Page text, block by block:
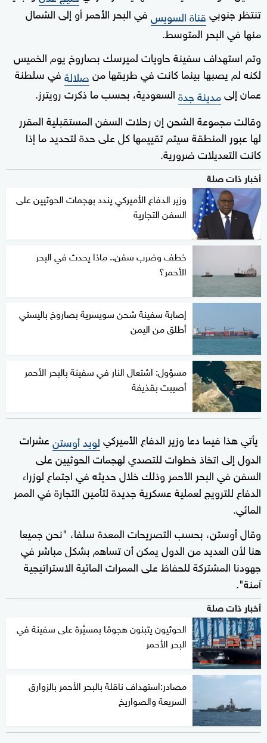
تنتظر جنوبيقناة السويسفي البحر الأحمر أو إلى الشمال
منها في البحر المتوسط.
وتم استهداف سفينة حاويات لميرسك بصاروخ يوم الخميس
لكنه لم يصبها بينما كانت في طريقها منصلالةفي سلطنة
عمان إلىمدينة جدةالسعودية، بحسب ما ذكرت رويترز.
وقالت مجموعة الشحن إن رحلات السفن المستقبلية المقرر
لها عبور المنطقة سيتم تقييمها كل على حدة لتحديد ما إذا
كانت التعديلات ضرورية.
أخبار ذات صلة
وزير الدفاع الأميركي يندد بهجمات الحوثيين على
السفن التجارية
خطف وضرب سفن.. ماذا يحدث في البحر
الأحمر؟
إصابة سفينة شحن سويسرية بصاروخ باليستي
أطلق من اليمن
مسؤول: اشتعال النار في سفينة بالبحر الأحمر
أصيبت بقذيفة
يأتي هذا فيما دعا وزير الدفاع الأميركيلويد أوستنعشرات
الدول إلى اتخاذ خطوات للتصدي لهجمات الحوثيين على
السفن في البحر الأحمر وذلك خلال حديثه في اجتماع لوزراء
الدفاع للترويج لعملية عسكرية جديدة لتأمين التجارة في الممر
المائي.
وقال أوستن، بحسب التصريحات المعدة سلفا، "نحن جميعا
هنا لأن العديد من الدول يمكن أن تساهم بشكل مباشر في
جهودنا المشتركة للحفاظ على الممرات المائية الاستراتيجية
آمنة".
أخبار ذات صلة
الحوثيون يتبنون هجومًا بمسيَّرة على سفينة في
البحر الأحمر
مصادر:استهداف ناقلة بالبحر الأحمر بالزوارق
السريعة والصواريخ